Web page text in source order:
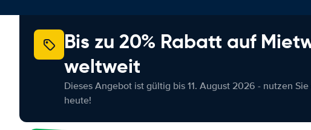
Bis zu 20% Rabatt auf
weltweit
Dieses Angebot ist gültig bis 11. August 2026 - nutzen Sie
heute!